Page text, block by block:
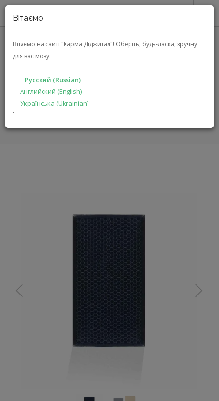
Вітаємо!
Вітаємо на сайті "Карма Діджитал"! Оберіть, будь-ласка, зручну
для вас мову:
Русский (Russian)
Английский (English)
Українська (Ukrainian)
`
О НАС
АКЦИИ
РЕШЕНИЯ
ПРОИЗВОДИТЕЛЯМ
ГЛАВНАЯ КАТАЛОГ
FZ-D60DFE